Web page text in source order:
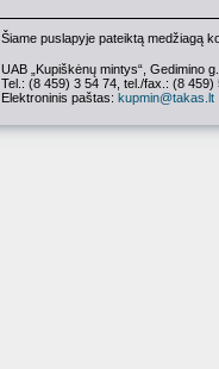
Šiame puslapyje pateiktą medžiagą
UAB „Kupiškėnų mintys“, Gedimino
Tel.: (8 459) 3 54 74, tel./fax.: (8 459)
Elektroninis paštas:kupmin@takas.lt